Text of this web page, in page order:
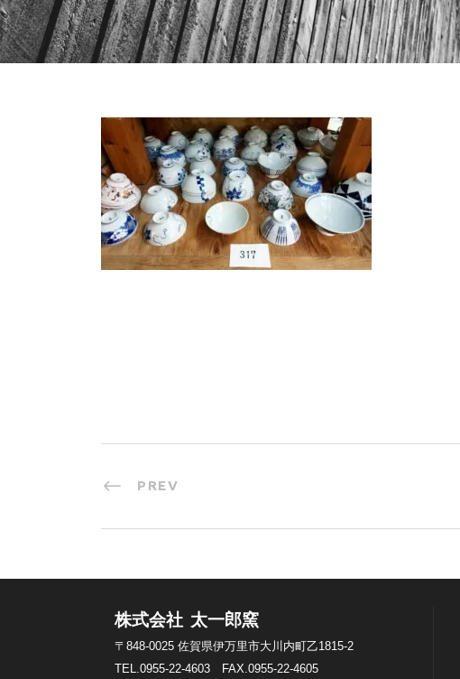
PREV
株式会社 太一郎窯
〒848-0025 佐賀県伊万里市大川内町乙1815-2
TEL.0955-22-4603 FAX.0955-22-4605